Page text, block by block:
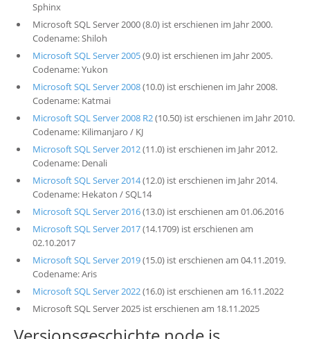
Sphinx
Microsoft SQL Server 2000 (8.0) ist erschienen im Jahr 2000.
Codename: Shiloh
Microsoft SQL Server 2005(9.0) ist erschienen im Jahr 2005.
Codename: Yukon
Microsoft SQL Server 2008(10.0) ist erschienen im Jahr 2008.
Codename: Katmai
Microsoft SQL Server 2008 R2(10.50) ist erschienen im Jahr 2010.
Codename: Kilimanjaro / KJ
Microsoft SQL Server 2012(11.0) ist erschienen im Jahr 2012.
Codename: Denali
Microsoft SQL Server 2014(12.0) ist erschienen im Jahr 2014.
Codename: Hekaton / SQL14
Microsoft SQL Server 2016(13.0) ist erschienen am 01.06.2016
Microsoft SQL Server 2017(14.1709) ist erschienen am
02.10.2017
Microsoft SQL Server 2019(15.0) ist erschienen am 04.11.2019.
Codename: Aris
Microsoft SQL Server 2022(16.0) ist erschienen am 16.11.2022
Microsoft SQL Server 2025 ist erschienen am 18.11.2025